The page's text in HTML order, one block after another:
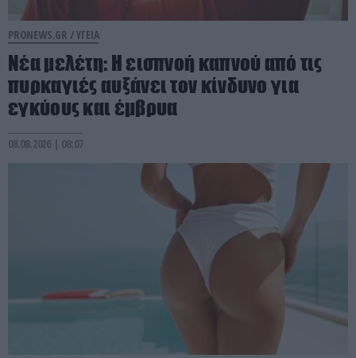
PRONEWS.GR /ΥΓΕΙΑ
Νέα μελέτη: Η εισπνοή καπνού από τις
πυρκαγιές αυξάνει τον κίνδυνο για
εγκύους και έμβρυα
08.08.2026 | 08:07